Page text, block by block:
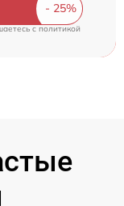
c политикой